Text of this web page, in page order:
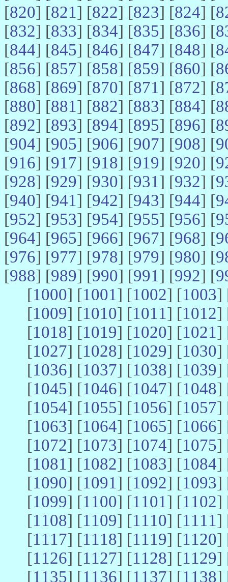
[820] [821] [822] [823] [824] [
[832] [833] [834] [835] [836] [
[844] [845] [846] [847] [848] [
[856] [857] [858] [859] [860] [
[868] [869] [870] [871] [872] [
[880] [881] [882] [883] [884] [
[892] [893] [894] [895] [896] [
[904] [905] [906] [907] [908] [
[916] [917] [918] [919] [920] [
[928] [929] [930] [931] [932] [
[940] [941] [942] [943] [944] [
[952] [953] [954] [955] [956] [
[964] [965] [966] [967] [968] [
[976] [977] [978] [979] [980] [
[988] [989] [990] [991] [992] [
[1000] [1001] [1002] [1003]
[1009] [1010] [1011] [1012]
[1018] [1019] [1020] [1021]
[1027] [1028] [1029] [1030]
[1036] [1037] [1038] [1039]
[1045] [1046] [1047] [1048]
[1054] [1055] [1056] [1057]
[1063] [1064] [1065] [1066]
[1072] [1073] [1074] [1075]
[1081] [1082] [1083] [1084]
[1090] [1091] [1092] [1093]
[1099] [1100] [1101] [1102]
[1108] [1109] [1110] [1111]
[1117] [1118] [1119] [1120]
[1126] [1127] [1128] [1129]
[1135] [1136] [1137] [1138]